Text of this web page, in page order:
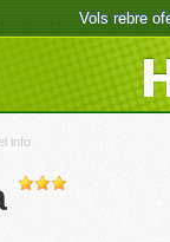
Vols rebre
info